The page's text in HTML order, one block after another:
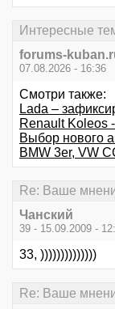
Интересные
forums-
07.08.2026 - 16:36
Смотри также:
Lada –
Renault Koleos
Выбор нового
BMW 3er, VW
Re: Ваше
Чанский
39 - 15.09.2009 -
33, ))))))))))))))
Re: Ваше